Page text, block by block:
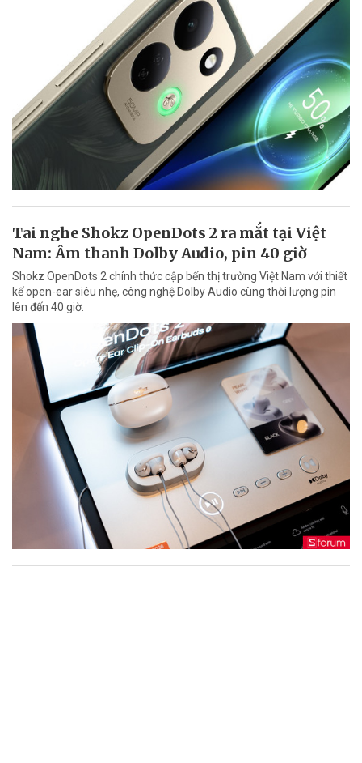
Tai nghe Shokz OpenDots 2 ra mắt tại Việt
Nam: Âm thanh Dolby Audio, pin 40 giờ
Shokz OpenDots 2 chính thức cập bến thị trường Việt Nam với thiết
kế open-ear siêu nhẹ, công nghệ Dolby Audio cùng thời lượng pin
lên đến 40 giờ.